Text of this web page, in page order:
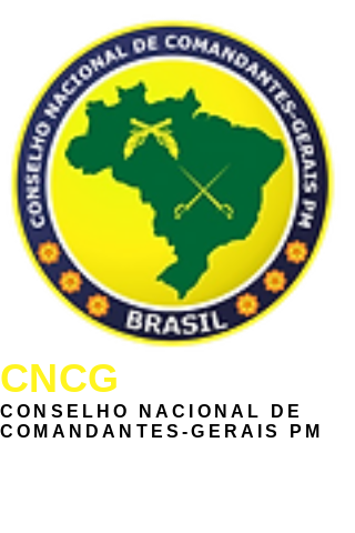
CNCG
CONSELHO NACIONAL DE
COMANDANTES-GERAIS PM